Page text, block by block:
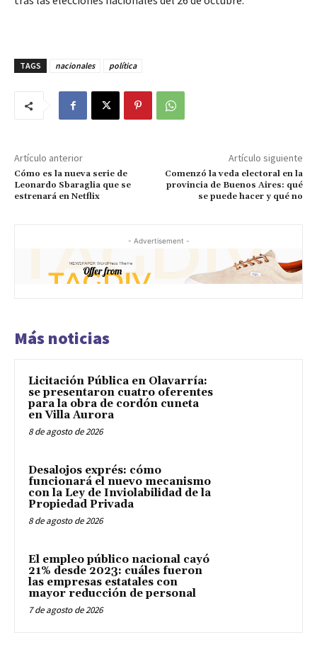
TAGS nacionales política
Artículo anterior
Cómo es la nueva serie de
Leonardo Sbaraglia que se
estrenará en Netflix
Artículo siguiente
Comenzó la veda electoral en la
provincia de Buenos Aires: qué
se puede hacer y qué no
- Advertisement -
Más noticias
Licitación Pública en Olavarría:
se presentaron cuatro oferentes
para la obra de cordón cuneta
en Villa Aurora
8 de agosto de 2026
Desalojos exprés: cómo
funcionará el nuevo mecanismo
con la Ley de Inviolabilidad de la
Propiedad Privada
8 de agosto de 2026
El empleo público nacional cayó
21% desde 2023: cuáles fueron
las empresas estatales con
mayor reducción de personal
7 de agosto de 2026